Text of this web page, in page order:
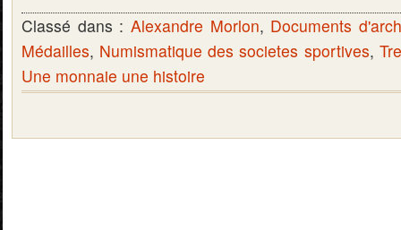
Classé dans : Alexandre Morlon, Documents
Médailles, Numismatique des societes sportives,
Une monnaie une histoire